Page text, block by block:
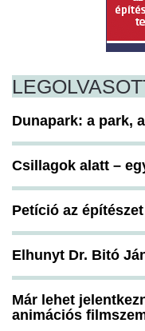
Dunapark: a park,
Csillagok alatt –
Petíció az
Elhunyt Dr. Bitó
Már lehet
animációs